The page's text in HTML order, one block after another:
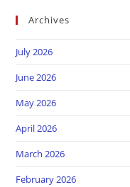
Archives
July 2026
June 2026
May 2026
April 2026
March 2026
February 2026